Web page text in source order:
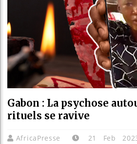
Gabon : La psychose
rituels se ravive
AfricaPresse 21 Feb